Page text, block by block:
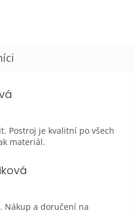
je 5 z 5 hvězdiček.
Postroj je kvalitní po všech
materiál.
je 5 z 5 hvězdiček.
Nákup a doručení na